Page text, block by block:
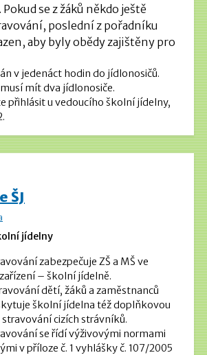
Pokud se z žáků někdo ještě
poslední z pořadníku
aby byly obědy zajištěny pro
v jedenáct hodin do jídlonosičů.
mít dva jídlonosiče.
přihlásit u vedoucího školní jídelny,
ŠJ
jídelny
zabezpečuje ZŠ a MŠ ve
– školní jídelně.
dětí, žáků a zaměstnanců
školní jídelna též doplňkovou
cizích strávníků.
se řídí výživovými normami
v příloze č. 1 vyhlášky č. 107/2005